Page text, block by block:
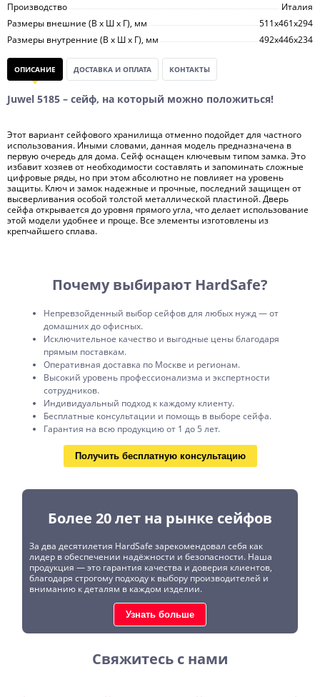
Производство
Италия
Размеры внешние (В х Ш х Г), мм
511х461х294
Размеры внутренние (В х Ш х Г), мм
492х446х234
ОПИСАНИЕ ДОСТАВКА И ОПЛАТА КОНТАКТЫ
Juwel 5185 – сейф, на который можно положиться!
Этот вариант сейфового хранилища отменно подойдет для частного
использования. Иными словами, данная модель предназначена в
первую очередь для дома. Сейф оснащен ключевым типом замка. Это
избавит хозяев от необходимости составлять и запоминать сложные
цифровые ряды, но при этом абсолютно не повлияет на уровень
защиты. Ключ и замок надежные и прочные, последний защищен от
высверливания особой толстой металлической пластиной. Дверь
сейфа открывается до уровня прямого угла, что делает использование
этой модели удобнее и проще. Все элементы изготовлены из
крепчайшего сплава.
Почему выбирают HardSafe?
Непревзойденный выбор сейфов для любых нужд — от
домашних до офисных.
Исключительное качество и выгодные цены благодаря
прямым поставкам.
Оперативная доставка по Москве и регионам.
Высокий уровень профессионализма и экспертности
сотрудников.
Индивидуальный подход к каждому клиенту.
Бесплатные консультации и помощь в выборе сейфа.
Гарантия на всю продукцию от 1 до 5 лет.
Получить бесплатную консультацию
Более 20 лет на рынке сейфов
За два десятилетия HardSafe зарекомендовал себя как
лидер в обеспечении надёжности и безопасности. Наша
продукция — это гарантия качества и доверия клиентов,
благодаря строгому подходу к выбору производителей и
вниманию к деталям в каждом изделии.
Узнать больше
Свяжитесь с нами